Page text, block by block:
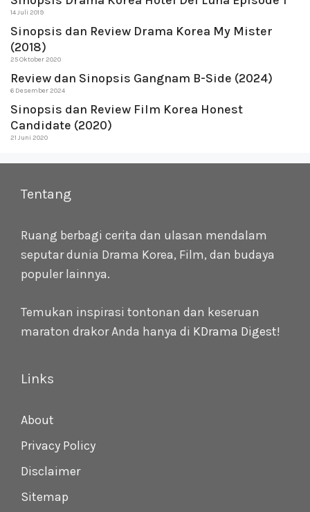
14 Juli 2019
Sinopsis dan Review Drama Korea My Mister
(2018)
25 Oktober 2020
Review dan Sinopsis Gangnam B-Side (2024)
6 Desember 2024
Sinopsis dan Review Film Korea Honest
Candidate (2020)
21 Juni 2020
Tentang
Ruang berbagi cerita dan ulasan mendalam
seputar dunia Drama Korea, Film, dan budaya
populer lainnya.
Temukan inspirasi tontonan dan keseruan
maraton drakor Anda hanya di KDrama Digest!
Links
About
Privacy Policy
Disclaimer
Sitemap